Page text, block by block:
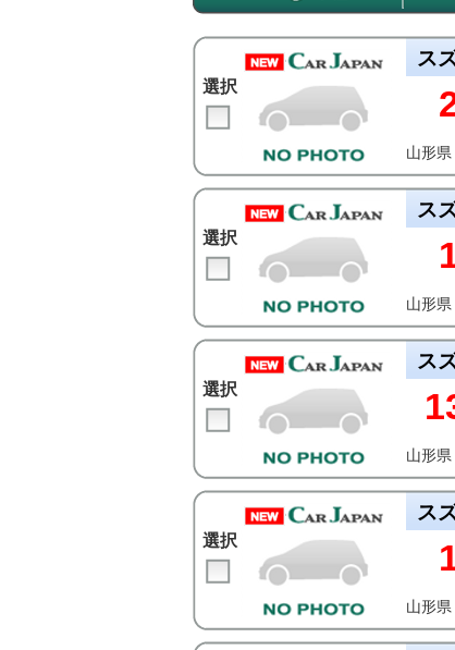
選択
ス
山形
選択
ス
山形
選択
ス
山形
選択
ス
山形